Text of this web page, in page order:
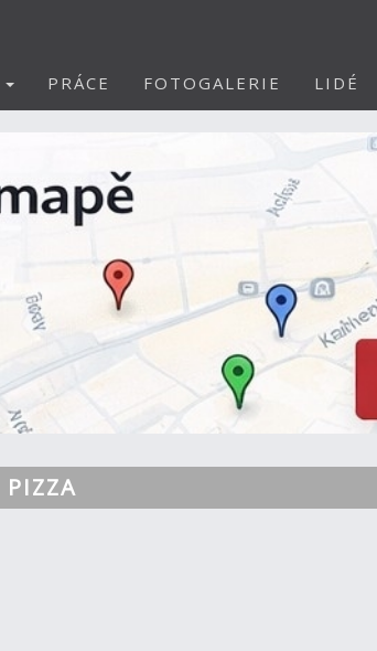
PRÁCE FOTOGALERIE LIDÉ
PIZZA